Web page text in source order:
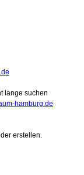
lange suchen
hamburg.de
erstellen.